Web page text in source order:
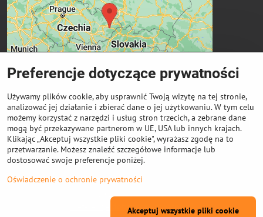
Ważne linki
Odkup cewek
Preferencje dotyczące prywatności
Preferencje dotyczące prywatności
Używamy plików cookie, aby usprawnić Twoją wizytę na tej stronie,
analizować jej działanie i zbierać dane o jej użytkowaniu. W tym celu
możemy korzystać z narzędzi i usług stron trzecich, a zebrane dane
mogą być przekazywane partnerom w UE, USA lub innych krajach.
Klikając „Akceptuj wszystkie pliki cookie", wyrażasz zgodę na to
przetwarzanie. Możesz znaleźć szczegółowe informacje lub
dostosować swoje preferencje poniżej.
Oświadczenie o ochronie prywatności
Akceptuj wszystkie pliki cookie